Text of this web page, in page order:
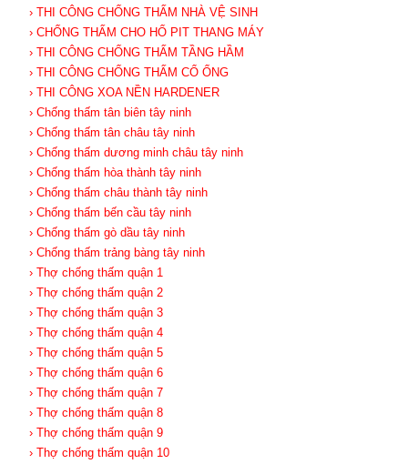
› THI CÔNG CHỐNG THẤM NHÀ VỆ SINH
› CHỐNG THẤM CHO HỐ PIT THANG MÁY
› THI CÔNG CHỐNG THẤM TẦNG HẦM
› THI CÔNG CHỐNG THẤM CỔ ỐNG
› THI CÔNG XOA NỀN HARDENER
› Chống thấm tân biên tây ninh
› Chống thấm tân châu tây ninh
› Chống thấm dương minh châu tây ninh
› Chống thấm hòa thành tây ninh
› Chống thấm châu thành tây ninh
› Chống thấm bến cầu tây ninh
› Chống thấm gò dầu tây ninh
› Chống thấm trảng bàng tây ninh
› Thợ chống thấm quận 1
› Thợ chống thấm quận 2
› Thợ chống thấm quận 3
› Thợ chống thấm quận 4
› Thợ chống thấm quận 5
› Thợ chống thấm quận 6
› Thợ chống thấm quận 7
› Thợ chống thấm quận 8
› Thợ chống thấm quận 9
› Thợ chống thấm quận 10